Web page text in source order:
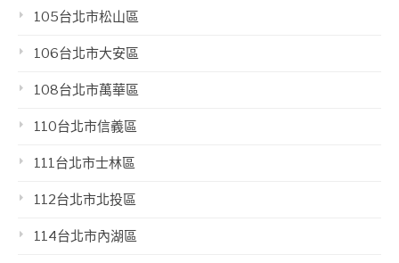
105台北市松山區
106台北市大安區
108台北市萬華區
110台北市信義區
111台北市士林區
112台北市北投區
114台北市內湖區